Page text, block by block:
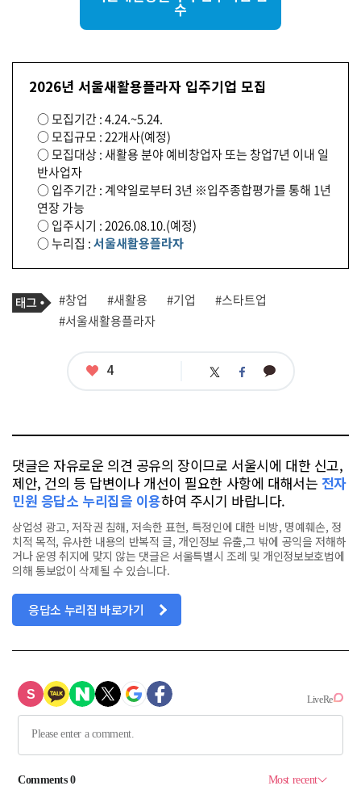
수
2026년 서울새활용플라자 입주기업 모집
○ 모집기간 : 4.24.~5.24.
○ 모집규모 : 22개사(예정)
○ 모집대상 : 새활용 분야 예비창업자 또는 창업7년 이내 일
반사업자
○ 입주기간 : 계약일로부터 3년 ※입주종합평가를 통해 1년
연장 가능
○ 입주시기 : 2026.08.10.(예정)
○ 누리집 :서울새활용플라자
기
사
관
련
태
그
#창업 #새활용 #기업
#스타트업
#서울새활용플라자
좋
4 트 페 카
댓글은 자유로운 의견 공유의 장이므로 서울시에 대한 신고,
제안, 건의 등 답변이나 개선이 필요한 사항에 대해서는 전자
민원 응답소 누리집을 이용하여 주시기 바랍니다.
상업성 광고, 저작권 침해, 저속한 표현, 특정인에 대한 비방, 명예훼손, 정
치적 목적, 유사한 내용의 반복적 글, 개인정보 유출,그 밖에 공익을 저해하
거나 운영 취지에 맞지 않는 댓글은 서울특별시 조례 및 개인정보보호법에
의해 통보없이 삭제될 수 있습니다.
응답소 누리집 바로가기